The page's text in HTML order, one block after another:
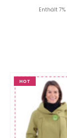
Enthält
HOT